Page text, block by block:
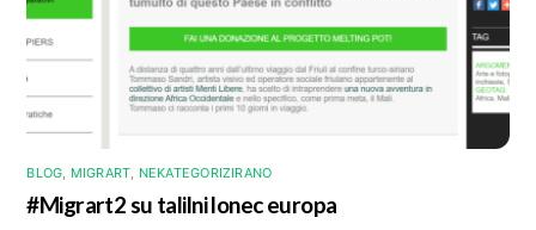
BLOG, MIGRART, NEKATEGORIZIRANO
#Migrart2 su talilni lonec europa